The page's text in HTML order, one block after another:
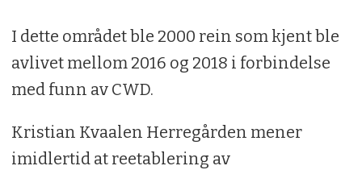
I dette området ble 2000 rein som kjent ble
avlivet mellom 2016 og 2018 i forbindelse
med funn av CWD.
Kristian Kvaalen Herregården mener
imidlertid at reetablering av